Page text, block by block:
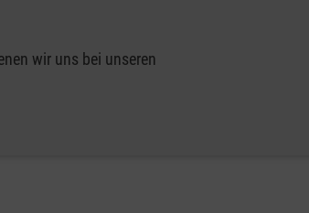
wir uns bei unseren